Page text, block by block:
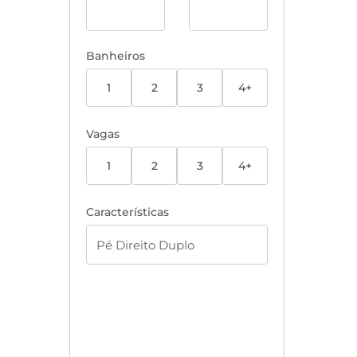
Banheiros
1 2 3 4+
Vagas
1 2 3 4+
Características